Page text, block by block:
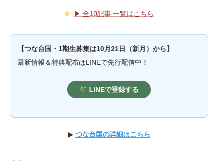
▶ 全10記事 一覧はこちら
【つな台国・1期生募集は10月21日（新月）から】
最新情報＆特典配布はLINEで先行配信中！
LINEで登録する
▶ つな台国の詳細はこちら